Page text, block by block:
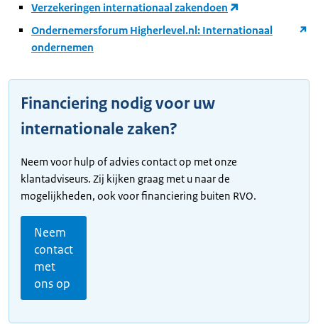
Verzekeringen internationaal zakendoen
Ondernemersforum Higherlevel.nl: Internationaal
ondernemen
Financiering nodig voor uw
internationale zaken?
Neem voor hulp of advies contact op met onze
klantadviseurs. Zij kijken graag met u naar de
mogelijkheden, ook voor financiering buiten RVO.
Neem
contact
met
ons op